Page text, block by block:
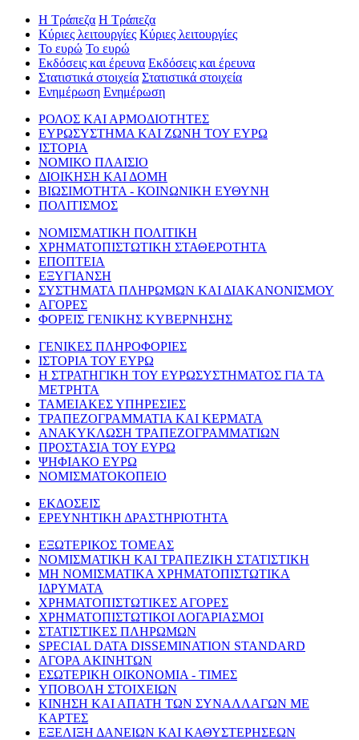
Η Τράπεζα Η Τράπεζα
Κύριες λειτουργίες Κύριες λειτουργίες
Το ευρώ Το ευρώ
Εκδόσεις και έρευνα Εκδόσεις και έρευνα
Στατιστικά στοιχεία Στατιστικά στοιχεία
Ενημέρωση Ενημέρωση
ΡΟΛΟΣ ΚΑΙ ΑΡΜΟΔΙΟΤΗΤΕΣ
ΕΥΡΩΣΥΣΤΗΜΑ ΚΑΙ ΖΩΝΗ ΤΟΥ ΕΥΡΩ
ΙΣΤΟΡΙΑ
ΝΟΜΙΚΟ ΠΛΑΙΣΙΟ
ΔΙΟΙΚΗΣΗ ΚΑΙ ΔΟΜΗ
ΒΙΩΣΙΜΟΤΗΤΑ - ΚΟΙΝΩΝΙΚΗ ΕΥΘΥΝΗ
ΠΟΛΙΤΙΣΜΟΣ
ΝΟΜΙΣΜΑΤΙΚΗ ΠΟΛΙΤΙΚΗ
ΧΡΗΜΑΤΟΠΙΣΤΩΤΙΚΗ ΣΤΑΘΕΡΟΤΗΤΑ
ΕΠΟΠΤΕΙΑ
ΕΞΥΓΙΑΝΣΗ
ΣΥΣΤΗΜΑΤΑ ΠΛΗΡΩΜΩΝ ΚΑΙ ΔΙΑΚΑΝΟΝΙΣΜΟΥ
ΑΓΟΡΕΣ
ΦΟΡΕΙΣ ΓΕΝΙΚΗΣ ΚΥΒΕΡΝΗΣΗΣ
ΓΕΝΙΚΕΣ ΠΛΗΡΟΦΟΡΙΕΣ
ΙΣΤΟΡΙΑ ΤΟΥ ΕΥΡΩ
Η ΣΤΡΑΤΗΓΙΚΗ ΤΟΥ ΕΥΡΩΣΥΣΤΗΜΑΤΟΣ ΓΙΑ ΤΑ
ΜΕΤΡΗΤΑ
ΤΑΜΕΙΑΚΕΣ ΥΠΗΡΕΣΙΕΣ
ΤΡΑΠΕΖΟΓΡΑΜΜΑΤΙΑ ΚΑΙ ΚΕΡΜΑΤΑ
ΑΝΑΚΥΚΛΩΣΗ ΤΡΑΠΕΖΟΓΡΑΜΜΑΤΙΩΝ
ΠΡΟΣΤΑΣΙΑ ΤΟΥ ΕΥΡΩ
ΨΗΦΙΑΚΟ ΕΥΡΩ
ΝΟΜΙΣΜΑΤΟΚΟΠΕΙΟ
ΕΚΔΟΣΕΙΣ
ΕΡΕΥΝΗΤΙΚΗ ΔΡΑΣΤΗΡΙΟΤΗΤΑ
ΕΞΩΤΕΡΙΚΟΣ ΤΟΜΕΑΣ
ΝΟΜΙΣΜΑΤΙΚΗ ΚΑΙ ΤΡΑΠΕΖΙΚΗ ΣΤΑΤΙΣΤΙΚΗ
ΜΗ ΝΟΜΙΣΜΑΤΙΚΑ ΧΡΗΜΑΤΟΠΙΣΤΩΤΙΚΑ
ΙΔΡΥΜΑΤΑ
ΧΡΗΜΑΤΟΠΙΣΤΩΤΙΚΕΣ ΑΓΟΡΕΣ
ΧΡΗΜΑΤΟΠΙΣΤΩΤΙΚΟΙ ΛΟΓΑΡΙΑΣΜΟΙ
ΣΤΑΤΙΣΤΙΚΕΣ ΠΛΗΡΩΜΩΝ
SPECIAL DATA DISSEMINATION STANDARD
ΑΓΟΡΑ ΑΚΙΝΗΤΩΝ
ΕΣΩΤΕΡΙΚΗ ΟΙΚΟΝΟΜΙΑ - ΤΙΜΕΣ
ΥΠΟΒΟΛΗ ΣΤΟΙΧΕΙΩΝ
ΚΙΝΗΣΗ ΚΑΙ ΑΠΑΤΗ ΤΩΝ ΣΥΝΑΛΛΑΓΩΝ ΜΕ
ΚΑΡΤΕΣ
ΕΞΕΛΙΞΗ ΔΑΝΕΙΩΝ ΚΑΙ ΚΑΘΥΣΤΕΡΗΣΕΩΝ